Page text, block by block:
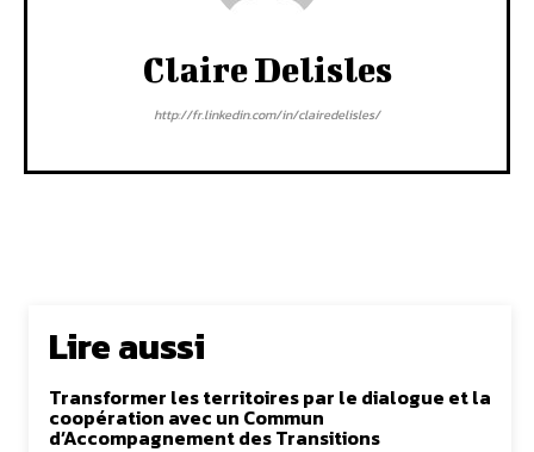
Claire Delisles
http://fr.linkedin.com/in/clairedelisles/
Lire aussi
Transformer les territoires par le dialogue et la
coopération avec un Commun
d’Accompagnement des Transitions